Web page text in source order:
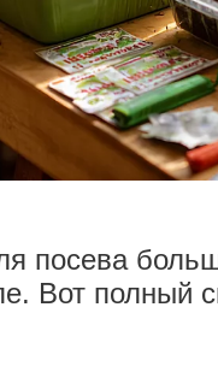
посева
Вот полный